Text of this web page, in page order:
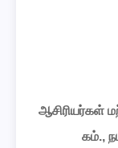
ஆசிரியர்கள்
கம்.,